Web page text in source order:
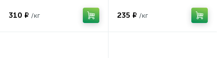
310 ₽ /кг 235 ₽ /кг